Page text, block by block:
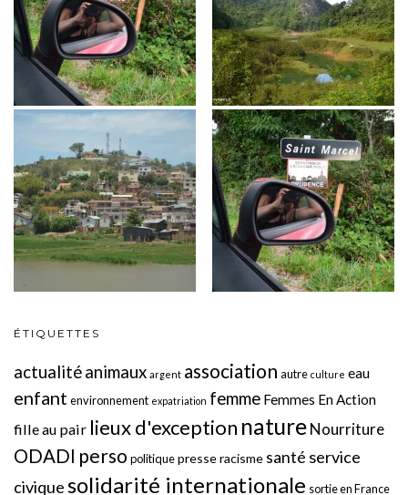
ÉTIQUETTES
actualitéanimaux argent association autre culture eau
enfant environnement expatriation femme Femmes En Action
fille au pair lieux d'exception natureNourriture
ODADI perso politiquepresseracisme santé service
civiquesolidarité internationale sortie en France